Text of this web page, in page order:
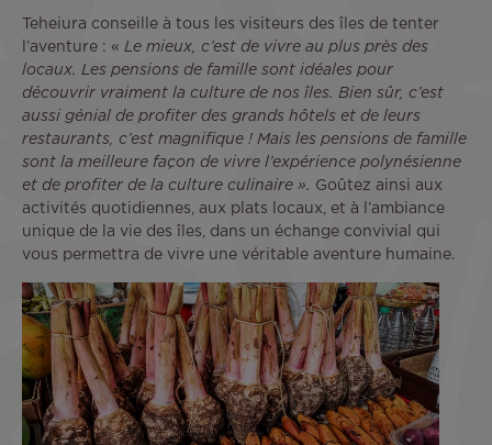
Teheiura conseille à tous les visiteurs des îles de tenter
l’aventure : « Le mieux, c’est de vivre au plus près des
locaux. Les pensions de famille sont idéales pour
découvrir vraiment la culture de nos îles. Bien sûr, c’est
aussi génial de profiter des grands hôtels et de leurs
restaurants, c’est magnifique ! Mais les pensions de famille
sont la meilleure façon de vivre l’expérience polynésienne
et de profiter de la culture culinaire ». Goûtez ainsi aux
activités quotidiennes, aux plats locaux, et à l’ambiance
unique de la vie des îles, dans un échange convivial qui
vous permettra de vivre une véritable aventure humaine.